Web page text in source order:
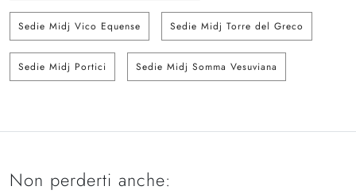
Sedie Midj Vico Equense Sedie Midj Torre del Greco
Sedie Midj Portici Sedie Midj Somma Vesuviana
Non perderti anche: